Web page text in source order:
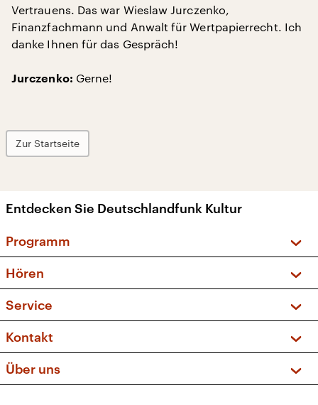
Vertrauens. Das war Wieslaw Jurczenko,
Finanzfachmann und Anwalt für Wertpapierrecht. Ich
danke Ihnen für das Gespräch!
Jurczenko: Gerne!
Zur Startseite
Entdecken Sie Deutschlandfunk Kultur
Programm
Sendungen und Podcasts
Musikliste
Kakadu – Das Kinderprogramm
Hören
Frequenzen (UKW + DAB+)
Service
FAQ
Apps
Newsletter
Kontakt
Social Media
Über uns